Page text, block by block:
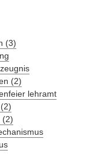
(3)
(2)
lehramt
(2)